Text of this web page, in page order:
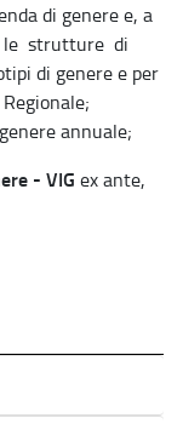
di genere e, a
le strutture di
di genere e per
annuale;
- VIG ex ante,